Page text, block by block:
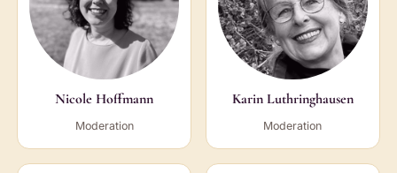
Nicole Hoffmann
Moderation
Karin Luthringhausen
Moderation